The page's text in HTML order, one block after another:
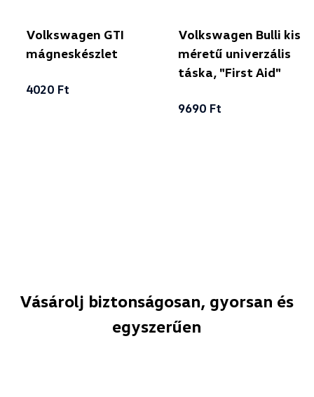
Volkswagen GTI
mágneskészlet
4020 Ft
Volkswagen Bulli kis
méretű univerzális
táska, "First Aid"
9690 Ft
Vásárolj biztonságosan, gyorsan és
egyszerűen